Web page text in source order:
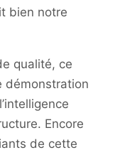
bien notre
qualité, ce
démonstration
Encore
de cette